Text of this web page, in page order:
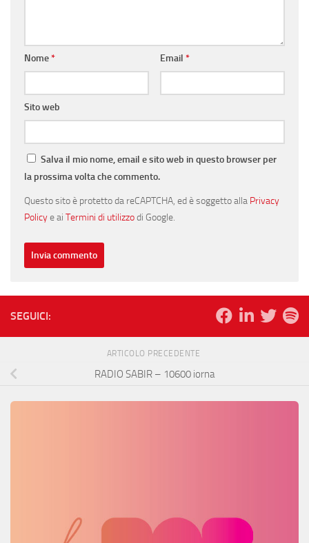
Nome* Email *
Sito web
Salva il mio nome, email e sito web in questo browser per
la prossima volta che commento.
Questo sito è protetto da reCAPTCHA, ed è soggetto alla Privacy
Policye ai Termini di utilizzodi Google.
SEGUICI:
ARTICOLO PRECEDENTE
RADIO SABIR – 10600 iorna